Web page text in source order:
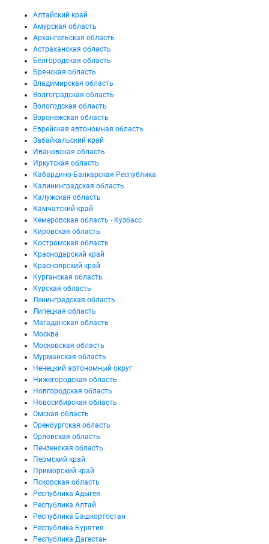
Алтайский край
Амурская область
Архангельская область
Астраханская область
Белгородская область
Брянская область
Владимирская область
Волгоградская область
Вологодская область
Воронежская область
Еврейская автономная область
Забайкальский край
Ивановская область
Иркутская область
Кабардино-Балкарская Республика
Калининградская область
Калужская область
Камчатский край
Кемеровская область - Кузбасс
Кировская область
Костромская область
Краснодарский край
Красноярский край
Курганская область
Курская область
Ленинградская область
Липецкая область
Магаданская область
Москва
Московская область
Мурманская область
Ненецкий автономный округ
Нижегородская область
Новгородская область
Новосибирская область
Омская область
Оренбургская область
Орловская область
Пензенская область
Пермский край
Приморский край
Псковская область
Республика Адыгея
Республика Алтай
Республика Башкортостан
Республика Бурятия
Республика Дагестан